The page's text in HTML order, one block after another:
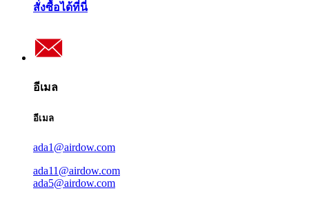
สั่งซื้อได้ที่นี่
อีเมล
อีเมล
ada1@airdow.com
ada11@airdow.com
ada5@airdow.com